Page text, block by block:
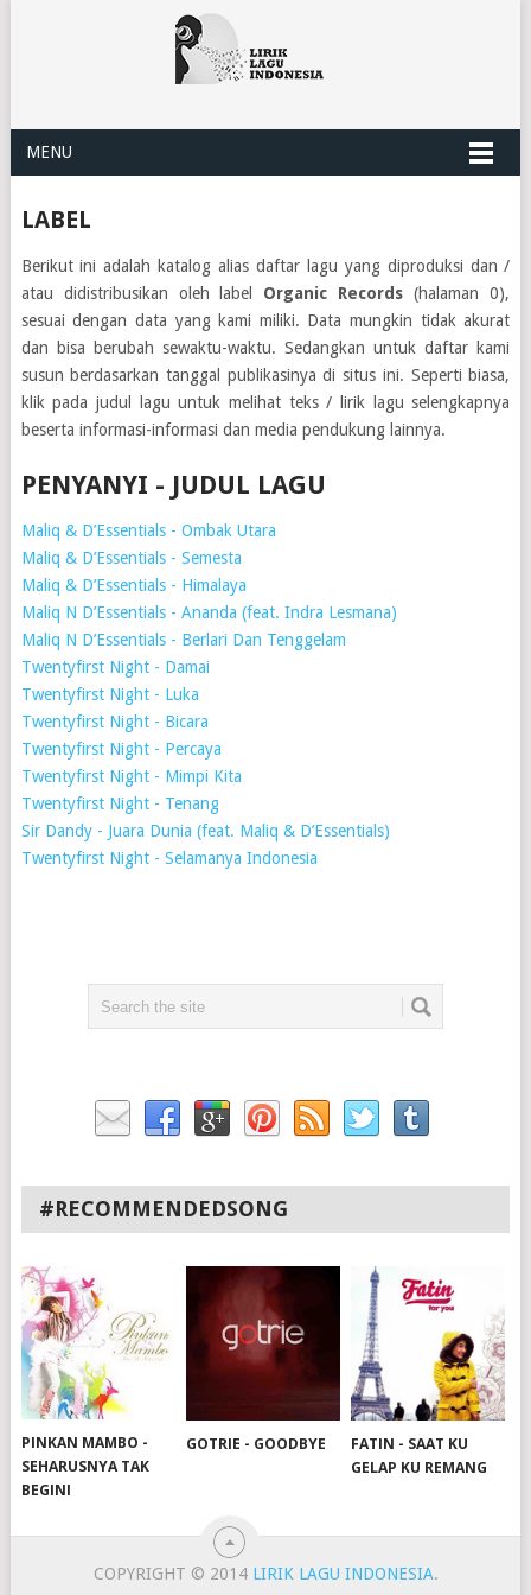
MENU
LABEL
Berikut ini adalah katalog alias daftar lagu yang diproduksi dan /
atau didistribusikan oleh label Organic Records (halaman 0),
sesuai dengan data yang kami miliki. Data mungkin tidak akurat
dan bisa berubah sewaktu-waktu. Sedangkan untuk daftar kami
susun berdasarkan tanggal publikasinya di situs ini. Seperti biasa,
klik pada judul lagu untuk melihat teks / lirik lagu selengkapnya
beserta informasi-informasi dan media pendukung lainnya.
PENYANYI - JUDUL LAGU
Maliq & D’Essentials - Ombak Utara
Maliq & D’Essentials - Semesta
Maliq & D’Essentials - Himalaya
Maliq N D’Essentials - Ananda (feat. Indra Lesmana)
Maliq N D’Essentials - Berlari Dan Tenggelam
Twentyfirst Night - Damai
Twentyfirst Night - Luka
Twentyfirst Night - Bicara
Twentyfirst Night - Percaya
Twentyfirst Night - Mimpi Kita
Twentyfirst Night - Tenang
Sir Dandy - Juara Dunia (feat. Maliq & D’Essentials)
Twentyfirst Night - Selamanya Indonesia
#RECOMMENDEDSONG
PINKAN MAMBO -
SEHARUSNYA TAK
BEGINI
GOTRIE - GOODBYE
FATIN - SAAT KU
GELAP KU REMANG
COPYRIGHT © 2014 LIRIK LAGU INDONESIA.